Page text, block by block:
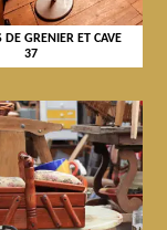
DE GRENIER ET CAVE
37